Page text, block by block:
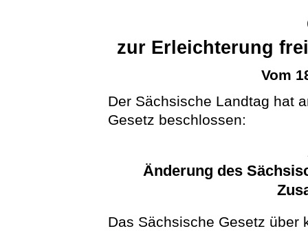
zur Erleichterung
Vom
Der Sächsische Landtag hat
Gesetz beschlossen:
Änderung des
Das Sächsische Gesetz über